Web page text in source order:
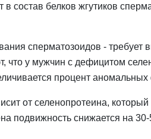
в состав белков жгутиков
сперматозоидов - требует
что у мужчин с дефицитом
процент
от селенопротеина, который
подвижность снижается на